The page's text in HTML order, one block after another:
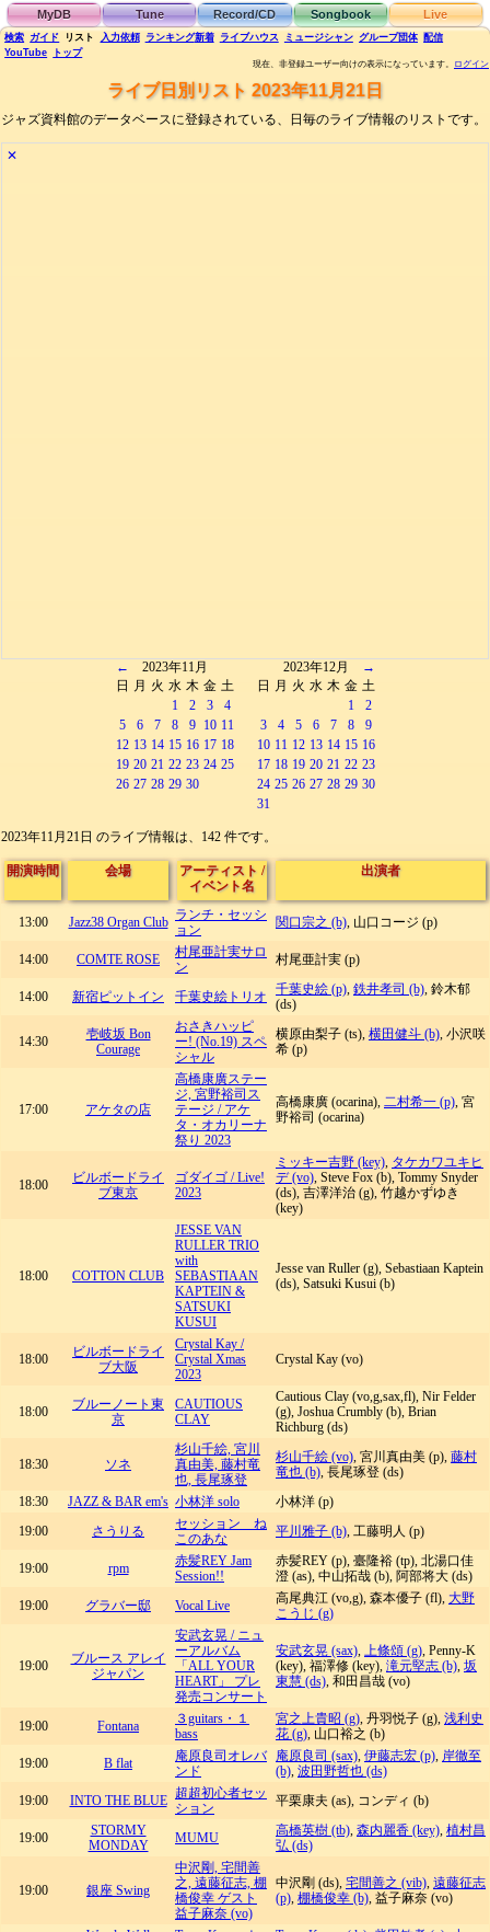
MyDB Tune Record/CD Songbook Live
検索 ガイド リスト 入力依頼 ランキング新着 ライブハウス ミュージシャン グループ団体 配信
YouTube
トップ
現在、非登録ユーザー向けの表示になっています。 ログイン
ライブ日別リスト 2023年11月21日
ジャズ資料館のデータベースに登録されている、日毎のライブ情報のリストです。
✕
←
2023年11月
日
月 火 水 木 金 土
1
2 3
4
5
6 7 8 9 10 11
12 13 14 15 16 17 18
19 20 21 22 23 24 25
26 27 28 29 30
2023年12月
→
日
月 火 水 木 金 土
1
2
3
4 5 6 7 8
9
10 11 12 13 14 15 16
17 18 19 20 21 22 23
24 25 26 27 28 29 30
31
2023年11月21日 のライブ情報は、142 件です。
開演時間 会場 アーティスト /
イベント名
出演者
13:00 Jazz38 Organ Club ランチ・セッシ
ョン
関口宗之 (b), 山口コージ (p)
14:00 COMTE ROSE
村尾亜計実サロ
ン
村尾亜計実 (p)
14:00 新宿ピットイン 千葉史絵トリオ 千葉史絵 (p), 鉄井孝司 (b), 鈴木郁
(ds)
14:30
壱岐坂 Bon
Courage
おさきハッピ
ー! (No.19) スペ
シャル
横原由梨子 (ts), 横田健斗 (b), 小沢咲
希 (p)
17:00 アケタの店
高橋康廣ステー
ジ, 宮野裕司ス
テージ / アケ
タ・オカリーナ
祭り 2023
高橋康廣 (ocarina), 二村希一 (p), 宮
野裕司 (ocarina)
18:00
ビルボードライ
ブ東京
ゴダイゴ / Live!
2023
ミッキー吉野 (key), タケカワユキヒ
デ (vo), Steve Fox (b), Tommy Snyder
(ds), 吉澤洋治 (g), 竹越かずゆき
(key)
18:00 COTTON CLUB
JESSE VAN
RULLER TRIO
with
SEBASTIAAN
KAPTEIN &
SATSUKI
KUSUI
Jesse van Ruller (g), Sebastiaan Kaptein
(ds), Satsuki Kusui (b)
18:00
ビルボードライ
ブ大阪
Crystal Kay /
Crystal Xmas
2023
Crystal Kay (vo)
18:00
ブルーノート東
京
CAUTIOUS
CLAY
Cautious Clay (vo,g,sax,fl), Nir Felder
(g), Joshua Crumbly (b), Brian
Richburg (ds)
18:30 ソネ
杉山千絵, 宮川
真由美, 藤村竜
也, 長尾琢登
杉山千絵 (vo), 宮川真由美 (p), 藤村
竜也 (b), 長尾琢登 (ds)
18:30
JAZZ & BAR em's 小林洋 solo
小林洋 (p)
19:00
さうりる
セッション ね
このあな
平川雅子 (b), 工藤明人 (p)
19:00 rpm
赤髪REY Jam
Session!!
赤髪REY (p), 臺隆裕 (tp), 北湯口佳
澄 (as), 中山拓哉 (b), 阿部将大 (ds)
19:00
グラバー邸 Vocal Live 高尾典江 (vo,g), 森本優子 (fl), 大野
こうじ (g)
19:00
ブルース アレイ
ジャパン
安武玄晃 / ニュ
ーアルバム
「ALL YOUR
HEART」 プレ
発売コンサート
安武玄晃 (sax), 上條頌 (g), Penny-K
(key), 福澤修 (key), 滝元堅志 (b), 坂
東慧 (ds), 和田昌哉 (vo)
19:00 Fontana
３guitars・１
bass
宮之上貴昭 (g), 丹羽悦子 (g), 浅利史
花 (g), 山口裕之 (b)
19:00
B flat
庵原良司オレバ
ンド
庵原良司 (sax), 伊藤志宏 (p), 岸徹至
(b), 波田野哲也 (ds)
19:00
INTO THE BLUE
超超初心者セッ
ション
平栗康夫 (as), コンディ (b)
19:00
STORMY
MONDAY
MUMU 高橋英樹 (tb), 森内麗香 (key), 植村昌
弘 (ds)
19:00 銀座 Swing
中沢剛, 宅間善
之, 遠藤征志, 棚
橋俊幸 ゲスト
益子麻奈 (vo)
中沢剛 (ds), 宅間善之 (vib), 遠藤征志
(p), 棚橋俊幸 (b), 益子麻奈 (vo)